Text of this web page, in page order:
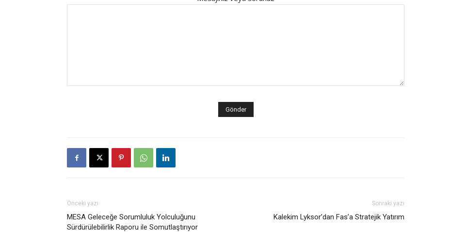
Önceki yazı
MESA Geleceğe Sorumluluk Yolculuğunu
Sürdürülebilirlik Raporu ile Somutlaştırıyor
Sonraki yazı
Kalekim Lyksor’dan Fas’a Stratejik Yatırım